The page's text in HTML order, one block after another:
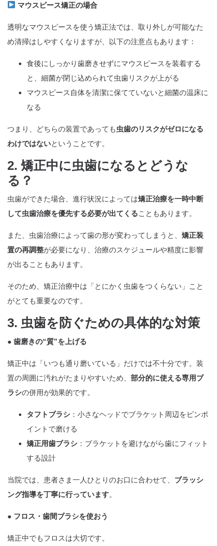
マウスピース矯正の場合
透明なマウスピースを使う矯正法では、取り外しが可能なた
め清掃はしやすくなりますが、以下の注意点もあります：
食後にしっかり歯磨きせずにマウスピースを装着する
と、細菌が閉じ込められて虫歯リスクが上がる
マウスピース自体を清潔に保てていないと細菌の温床に
なる
つまり、どちらの装置であっても虫歯のリスクがゼロになる
わけではないということです。
2. 矯正中に虫歯になるとどうな
る？
虫歯ができた場合、進行状況によっては矯正治療を一時中断
して虫歯治療を優先する必要が出てくることもあります。
また、虫歯治療によって歯の形が変わってしまうと、 矯正装
置の再調整が必要になり、治療のスケジュールや精度に影響
が出ることもあります。
そのため、矯正治療中は「とにかく虫歯をつくらない」こと
がとても重要なのです。
3. 虫歯を防ぐための具体的な対策
● 歯磨きの“質”を上げる
矯正中は「いつも通り磨いている」だけでは不十分です。装
置の周囲に汚れがたまりやすいため、 部分的に使える専用ブ
ラシの併用が効果的です。
タフトブラシ ：小さなヘッドでブラケット周辺をピンポ
イントで磨ける
矯正用歯ブラシ ：ブラケットを避けながら歯にフィット
する設計
当院では、患者さま一人ひとりのお口に合わせて、 ブラッシ
ング指導を丁寧に行っています。
● フロス・歯間ブラシを使おう
矯正中でもフロスは大切です。